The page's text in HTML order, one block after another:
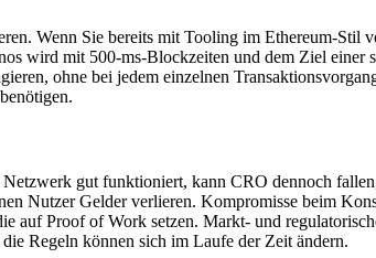
Wenn Sie bereits mit Tooling im Ethereum-
wird mit 500-ms-Blockzeiten und dem Ziel
ohne bei jedem einzelnen
gut funktioniert, kann CRO dennoch
Nutzer Gelder verlieren. Kompromisse beim
auf Proof of Work setzen. Markt- und
Regeln können sich im Laufe der Zeit ändern.